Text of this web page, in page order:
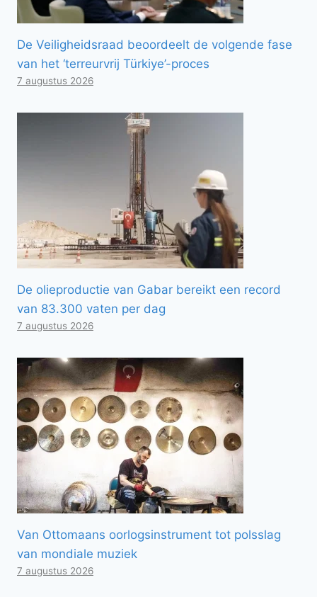
De Veiligheidsraad beoordeelt de volgende fase
van het ‘terreurvrij Türkiye’-proces
7 augustus 2026
De olieproductie van Gabar bereikt een record
van 83.300 vaten per dag
7 augustus 2026
Van Ottomaans oorlogsinstrument tot polsslag
van mondiale muziek
7 augustus 2026